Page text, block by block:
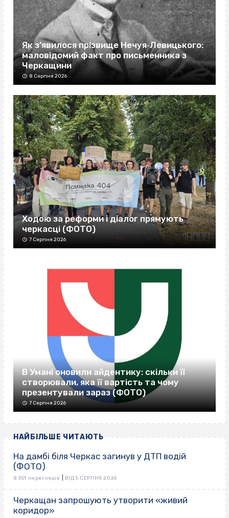
Як з’явилося прізвище Нечуя‐Левицького:
маловідомий факт про письменника з
Черкащини
8 Серпня 2026
Ходою за реформи і діалог прямують
черкасці (ФОТО)
7 Серпня 2026
В Умані оновили айдентику: скільки її
створювали, яка її вартість та чому
презентували зараз (ФОТО)
7 Серпня 2026
НАЙБІЛЬШЕ ЧИТАЮТЬ
На дамбі біля Черкас загинув у ДТП водій
(ФОТО)
8 351 переглядів ВІД 5 СЕРПНЯ 2026
Черкащан запрошують утворити «живий
коридор»